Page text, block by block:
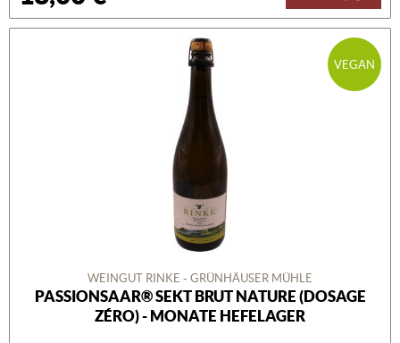
VEGAN
WEINGUT RINKE - GRÜNHÄUSER MÜHLE
PASSIONSAAR® SEKT BRUT NATURE (DOSAGE
ZÉRO) - MONATE HEFELAGER